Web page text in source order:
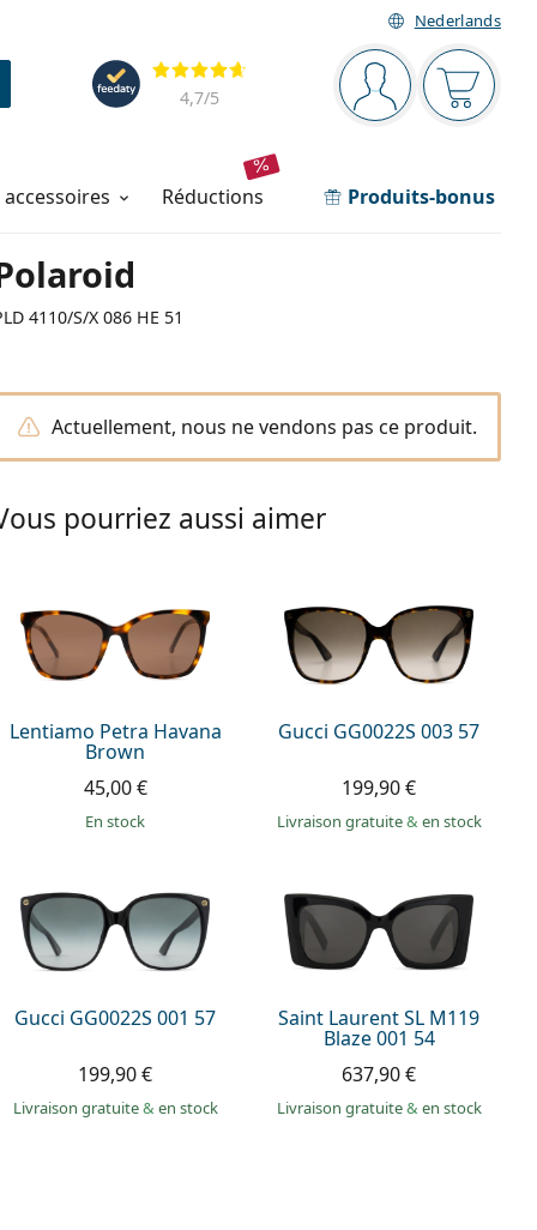
Nederlands
Barre de navigation
Vous êtesVotre
Évaluation
4,7/5
réductions Produits-bonus
4110/S/X 086 HE 51
Actuellement, nous ne vendons pas ce produit.
pourriez aussi aimer
Lentiamo Petra Havana
Brown
45,00 €
en stock
Gucci GG0022S 003 57
199,90 €
Livraison gratuite& en stock
Gucci GG0022S 001 57
199,90 €
Livraison gratuite& en stock
Saint Laurent SL M119
Blaze 001 54
637,90 €
Livraison gratuite& en stock